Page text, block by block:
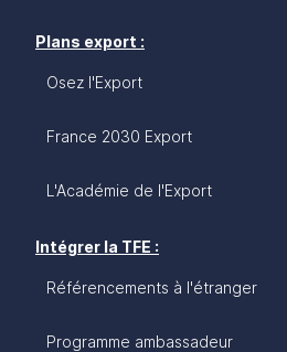
Plans export :
Osez l'Export
France 2030 Export
L'Académie de l'Export
Intégrer la TFE :
Référencements à l'étranger
Programme ambassadeur